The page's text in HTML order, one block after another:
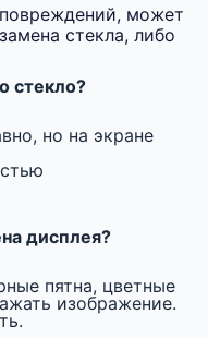
может
стекла, либо
стекло?
но на экране
дисплея?
пятна, цветные
изображение.